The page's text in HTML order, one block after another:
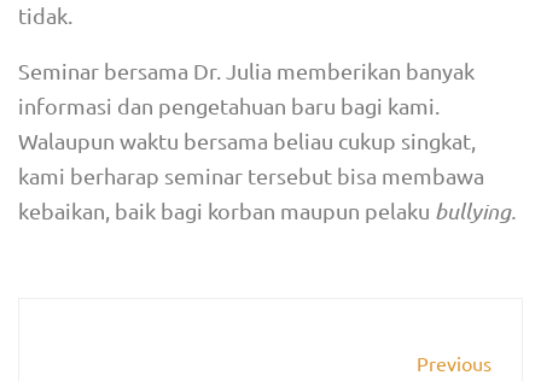
tidak.
Seminar bersama Dr. Julia memberikan banyak
informasi dan pengetahuan baru bagi kami.
Walaupun waktu bersama beliau cukup singkat,
kami berharap seminar tersebut bisa membawa
kebaikan, baik bagi korban maupun pelaku bullying.
Previous